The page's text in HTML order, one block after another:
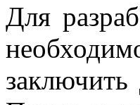
Для
заключить